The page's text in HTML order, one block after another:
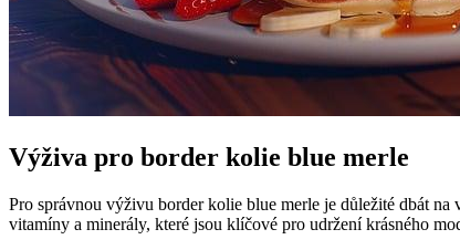
Výživa pro border kolie blue merle
Pro správnou výživu border kolie blue merle je důležité dbát
vitamíny a minerály, které jsou klíčové pro udržení krásného